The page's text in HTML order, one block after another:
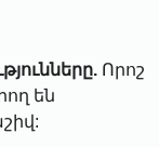
Որոշ
են